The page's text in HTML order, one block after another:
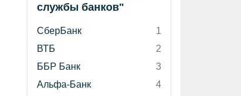
службы банков"
СберБанк
1
ВТБ
2
ББР Банк
3
Альфа-Банк
4